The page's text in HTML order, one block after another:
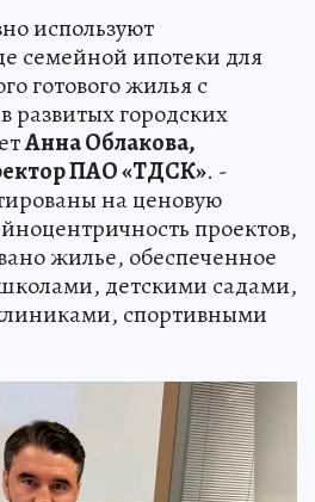
используют
семейной ипотеки для
готового жилья с
развитых городских
Анна Облакова,
ПАО «ТДСК». -
на ценовую
проектов,
жилье, обеспеченное
детскими садами,
спортивными